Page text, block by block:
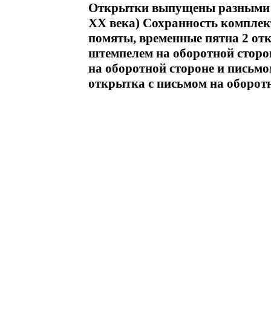
Открытки выпущены разными
XX века) Сохранность
помяты, временные пятна 2
штемпелем на оборотной
на оборотной стороне и
открытка с письмом на